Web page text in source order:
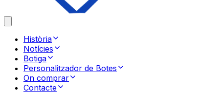
Història
Notícies
Botiga
Personalitzador de Botes
On comprar
Contacte